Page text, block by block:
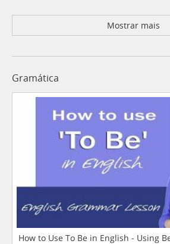
Mostrar mais
Gramática
How to Use To Be in English - Using